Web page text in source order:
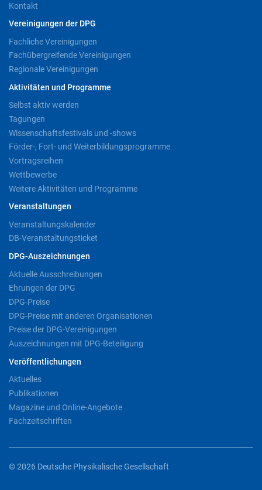
Kontakt
Vereinigungen der DPG
Fachliche Vereinigungen
Fachübergreifende Vereinigungen
Regionale Vereinigungen
Aktivitäten und Programme
Selbst aktiv werden
Tagungen
Wissenschaftsfestivals und -shows
Förder-, Fort- und Weiterbildungsprogramme
Vortragsreihen
Wettbewerbe
Weitere Aktivitäten und Programme
Veranstaltungen
Veranstaltungskalender
DB-Veranstaltungsticket
DPG-Auszeichnungen
Aktuelle Ausschreibungen
Ehrungen der DPG
DPG-Preise
DPG-Preise mit anderen Organisationen
Preise der DPG-Vereinigungen
Auszeichnungen mit DPG-Beteiligung
Veröffentlichungen
Aktuelles
Publikationen
Magazine und Online-Angebote
Fachzeitschriften
© 2026 Deutsche Physikalische Gesellschaft